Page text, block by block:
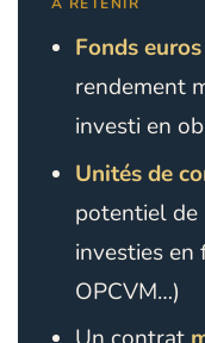
À RETENIR
Fonds euros
rendement
investi en
Unités de
potentiel de
investies en
OPCVM…)